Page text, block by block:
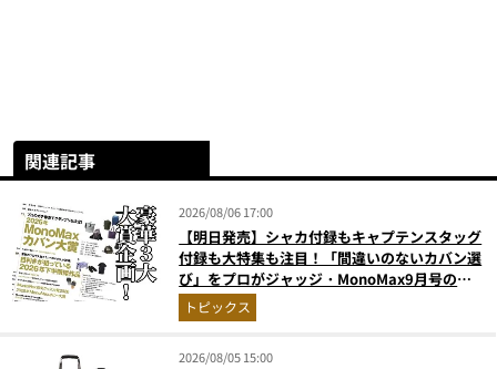
関連記事
2026/08/06 17:00
【明日発売】シャカ付録もキャプテンスタッグ
付録も大特集も注目！「間違いのないカバン選
び」をプロがジャッジ・MonoMax9月号の目
次を公開
トピックス
2026/08/05 15:00